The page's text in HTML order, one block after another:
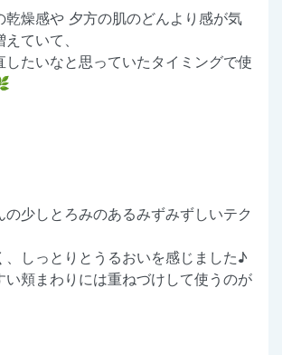
乾燥感や 夕方の肌のどんより感が気
ていて、
したいなと思っていたタイミングで使
の少しとろみのあるみずみずしいテク
、しっとりとうるおいを感じました♪
い頬まわりには重ねづけして使うのが